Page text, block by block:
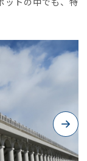
Next